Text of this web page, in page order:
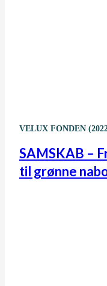
VELUX FONDEN
SAMSKAB –
til grønne